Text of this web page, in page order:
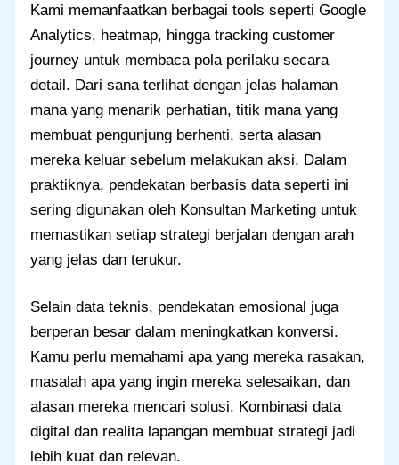
Kami memanfaatkan berbagai tools seperti Google
Analytics, heatmap, hingga tracking customer
journey untuk membaca pola perilaku secara
detail. Dari sana terlihat dengan jelas halaman
mana yang menarik perhatian, titik mana yang
membuat pengunjung berhenti, serta alasan
mereka keluar sebelum melakukan aksi. Dalam
praktiknya, pendekatan berbasis data seperti ini
sering digunakan oleh Konsultan Marketing untuk
memastikan setiap strategi berjalan dengan arah
yang jelas dan terukur.
Selain data teknis, pendekatan emosional juga
berperan besar dalam meningkatkan konversi.
Kamu perlu memahami apa yang mereka rasakan,
masalah apa yang ingin mereka selesaikan, dan
alasan mereka mencari solusi. Kombinasi data
digital dan realita lapangan membuat strategi jadi
lebih kuat dan relevan.